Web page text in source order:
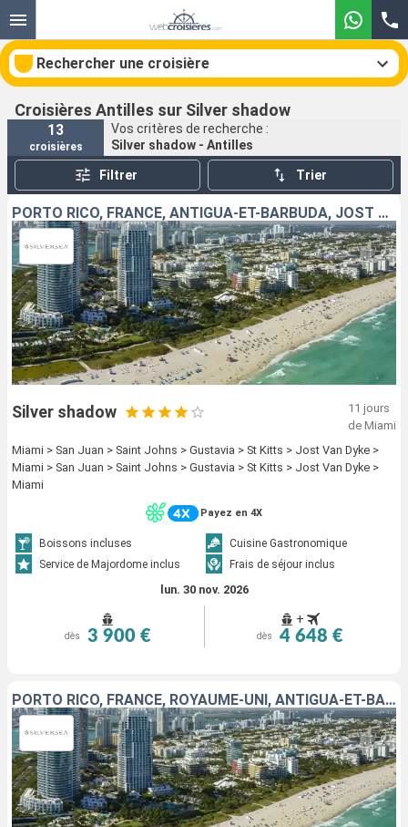
Rechercher une croisière
Nos destinations
Mois de départ
Ports Compagnies
Rechercher
Croisières Antilles sur Silver shadow
13
croisières
Vos critères de recherche :
Silver shadow - Antilles
Filtrer Trier
PORTO RICO, FRANCE, ANTIGUA-ET-BARBUDA, JOST VAN DYKE, ÉTATS-UNIS
Silver shadow
11 jours
de Miami
Miami > San Juan > Saint Johns > Gustavia > St Kitts > Jost Van Dyke >
Miami > San Juan > Saint Johns > Gustavia > St Kitts > Jost Van Dyke >
Miami
Payez en 4X
Boissons incluses
Cuisine Gastronomique
Service de Majordome inclus
Frais de séjour inclus
lun. 30 nov. 2026
dès 3 900 €
+
dès 4 648 €
PORTO RICO, FRANCE, ROYAUME-UNI, ANTIGUA-ET-BARBUDA, JOST VAN DYKE, ÉTATS-UNIS